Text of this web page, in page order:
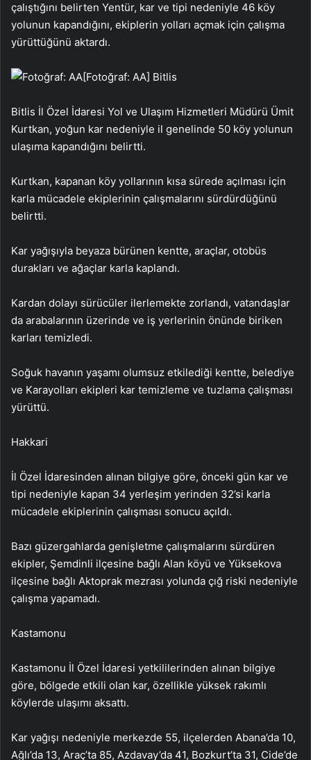
çalıştığını belirten Yentür, kar ve tipi nedeniyle 46 köy
yolunun kapandığını, ekiplerin yolları açmak için çalışma
yürüttüğünü aktardı.
[Fotoğraf: AA] Bitlis
Bitlis İl Özel İdaresi Yol ve Ulaşım Hizmetleri Müdürü Ümit
Kurtkan, yoğun kar nedeniyle il genelinde 50 köy yolunun
ulaşıma kapandığını belirtti.
Kurtkan, kapanan köy yollarının kısa sürede açılması için
karla mücadele ekiplerinin çalışmalarını sürdürdüğünü
belirtti.
Kar yağışıyla beyaza bürünen kentte, araçlar, otobüs
durakları ve ağaçlar karla kaplandı.
Kardan dolayı sürücüler ilerlemekte zorlandı, vatandaşlar
da arabalarının üzerinde ve iş yerlerinin önünde biriken
karları temizledi.
Soğuk havanın yaşamı olumsuz etkilediği kentte, belediye
ve Karayolları ekipleri kar temizleme ve tuzlama çalışması
yürüttü.
Hakkari
İl Özel İdaresinden alınan bilgiye göre, önceki gün kar ve
tipi nedeniyle kapan 34 yerleşim yerinden 32’si karla
mücadele ekiplerinin çalışması sonucu açıldı.
Bazı güzergahlarda genişletme çalışmalarını sürdüren
ekipler, Şemdinli ilçesine bağlı Alan köyü ve Yüksekova
ilçesine bağlı Aktoprak mezrası yolunda çığ riski nedeniyle
çalışma yapamadı.
Kastamonu
Kastamonu İl Özel İdaresi yetkililerinden alınan bilgiye
göre, bölgede etkili olan kar, özellikle yüksek rakımlı
köylerde ulaşımı aksattı.
Kar yağışı nedeniyle merkezde 55, ilçelerden Abana’da 10,
Ağlı’da 13, Araç’ta 85, Azdavay’da 41, Bozkurt’ta 31, Cide’de